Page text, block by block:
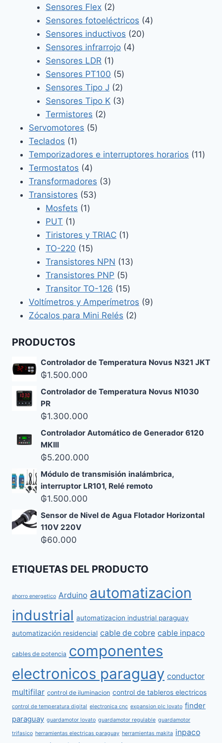
Sensores Flex 22
productos
Sensores fotoeléctricos 44
Sensores inductivos 2020
Sensores infrarrojo 44
Sensores LDR 11
producto
Sensores PT100 55
productos
Sensores Tipo J 22
productos
Sensores Tipo K 33
Termistores 22
Servomotores 55
Teclados 11
producto
Temporizadores e interruptores horarios 1111
Termostatos 44
productos
Transformadores 33
Transistores 5353
Mosfets 11
PUT 11
producto
Tiristores y TRIAC 11
TO-220 1515
productos
Transistores NPN 1313
Transistores PNP 55
productos
Transitor TO-126 1515
productos
Voltímetros y Amperímetros 99
Zócalos para Mini Relés 22
PRODUCTOS
Controlador de Temperatura Novus N321 JKT
₲1.500.000
Controlador de Temperatura Novus N1030
PR
₲1.300.000
Controlador Automático de Generador 6120
MKIII
₲5.200.000
Módulo de transmisión inalámbrica,
interruptor LR101, Relé remoto
₲1.500.000
Sensor de Nivel de Agua Flotador Horizontal
110V 220V
₲60.000
ETIQUETAS DEL PRODUCTO
ahorro energetico Arduino automatizacion
industrial automatizacion industrial paraguay
automatización residencial cable de cobre cable inpaco
cables de potencia componentes
electronicos paraguay conductor
multifilar control de iluminacion control de tableros electricos
control de temperatura digital electronica cnc expansion plc lovato finder
paraguay guardamotor lovato guardamotor regulable guardamotor
trifasico herramientas electricas paraguay herramientas makita inpaco